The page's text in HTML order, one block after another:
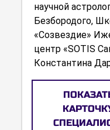
научной
Безбородого,
«Созвездие»
центр «SOTIS
Константина